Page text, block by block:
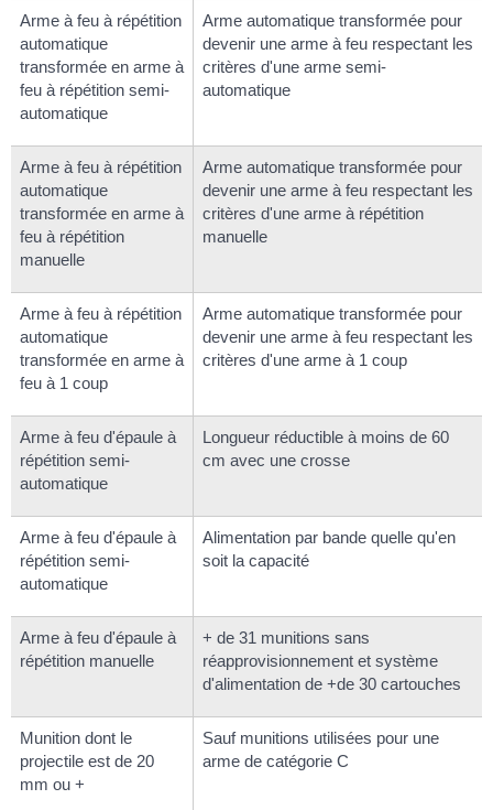
Arme à feu à répétition
automatique
transformée en arme à
feu à répétition semi-
automatique
Arme automatique transformée pour
devenir une arme à feu respectant les
critères d'une arme semi-
automatique
Arme à feu à répétition
automatique
transformée en arme à
feu à répétition
manuelle
Arme automatique transformée pour
devenir une arme à feu respectant les
critères d'une arme à répétition
manuelle
Arme à feu à répétition
automatique
transformée en arme à
feu à 1 coup
Arme automatique transformée pour
devenir une arme à feu respectant les
critères d'une arme à 1 coup
Arme à feu d'épaule à
répétition semi-
automatique
Longueur réductible à moins de 60
cm avec une crosse
Arme à feu d'épaule à
répétition semi-
automatique
Alimentation par bande quelle qu'en
soit la capacité
Arme à feu d'épaule à
répétition manuelle
+ de 31 munitions sans
réapprovisionnement et système
d'alimentation de +de 30 cartouches
Munition dont le
projectile est de 20
mm ou +
Sauf munitions utilisées pour une
arme de catégorie C